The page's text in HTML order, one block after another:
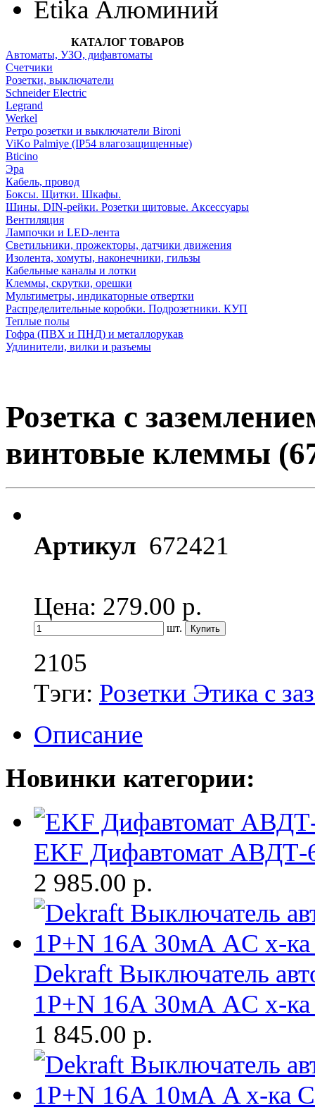
Etika Алюминий
КАТАЛОГ ТОВАРОВ
Автоматы, УЗО, дифавтоматы
Счетчики
Розетки, выключатели
Schneider Electric
Legrand
Werkel
Ретро розетки и выключатели Bironi
ViKo Palmiye (IP54 влагозащищенные)
Bticino
Эра
Кабель, провод
Боксы. Щитки. Шкафы.
Шины. DIN-рейки. Розетки щитовые. Аксессуары
Вентиляция
Лампочки и LED-лента
Светильники, прожекторы, датчики движения
Изолента, хомуты, наконечники, гильзы
Кабельные каналы и лотки
Клеммы, скрутки, орешки
Мультиметры, индикаторные отвертки
Распределительные коробки. Подрозетники. КУП
Теплые полы
Гофра (ПВХ и ПНД) и металлорукав
Удлинители, вилки и разъемы
Розетка с
винтовые клеммы
Артикул 672421
Цена: 279.00 р.
шт.
2105
Тэги: Розетки Этика с
Описание
Новинки категории:
EKF Дифавтомат
2 985.00 р.
Dekraft Выключатель
1P+N 16А 30мА AC х-
1 845.00 р.